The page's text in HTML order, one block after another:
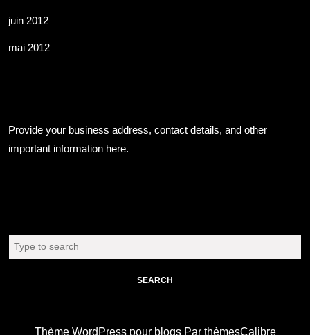
juin 2012
mai 2012
Provide your business address, contact details, and other
important information here.
for:
Thème WordPress pour blogsPar thèmesCalibre